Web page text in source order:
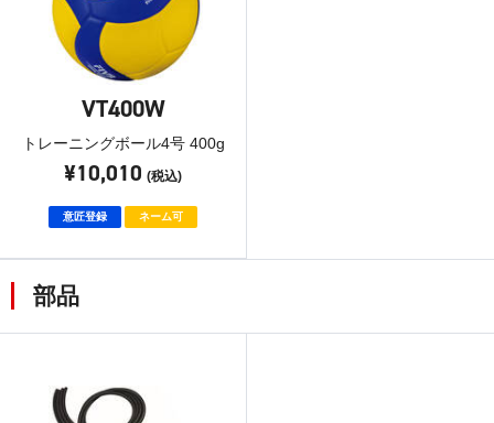
VT400W
トレーニングボール4号 400g
¥10,010 (税込)
意匠登録 ネーム可
部品